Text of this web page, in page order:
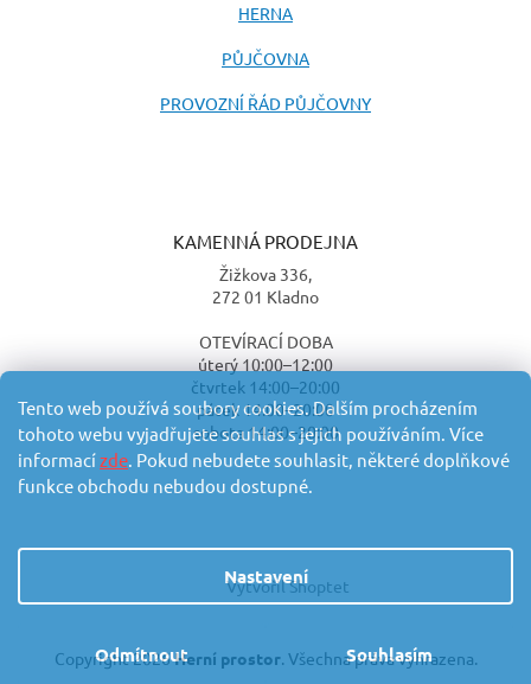
Tento web používá soubory cookies. Dalším procházením
tohoto webu vyjadřujete souhlas s jejich používáním. Více
informacízde. Pokud nebudete souhlasit, některé doplňkové
funkce obchodu nebudou dostupné.
Nastavení
Odmítnout Souhlasím
HERNA
PŮJČOVNA
PROVOZNÍ ŘÁD PŮJČOVNY
KAMENNÁ PRODEJNA
Žižkova 336,
272 01 Kladno
OTEVÍRACÍ DOBA
úterý 10:00–12:00
čtvrtek 14:00–20:00
pátek 14:00–20:00
sobota 14:00–20:00
Vytvořil Shoptet
Copyright 2026Herní prostor. Všechna práva vyhrazena.